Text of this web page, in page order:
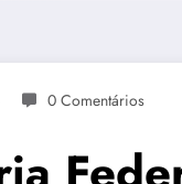
0 Comentários